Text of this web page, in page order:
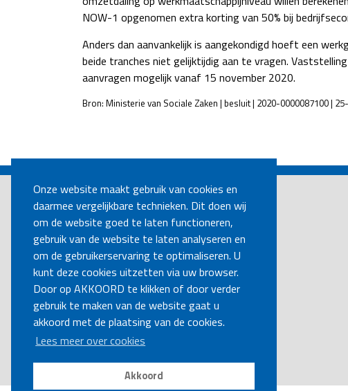
Onze website maakt gebruik van cookies en
daarmee vergelijkbare technieken. Dit doen wij
om de website goed te laten functioneren,
gebruik van de website te laten analyseren en
om de gebruikerservaring te optimaliseren. U
kunt deze cookies uitzetten via uw browser.
Door op AKKOORD te klikken of door verder
gebruik te maken van de website gaat u
akkoord met de plaatsing van de cookies.
Lees meer over cookies
Akkoord
NOW-1 opgenomen extra korting van 50% bij
Anders dan aanvankelijk is aangekondigd hoeft een
beide tranches niet gelijktijdig aan te vragen.
aanvragen mogelijk vanaf 15 november 2020.
Bron: Ministerie van Sociale Zaken | besluit | 2020-0000087100 |
NAVIGATION